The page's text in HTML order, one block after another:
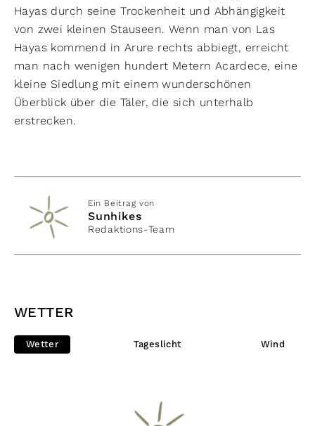
Hayas durch seine Trockenheit und Abhängigkeit
von zwei kleinen Stauseen. Wenn man von Las
Hayas kommend in Arure rechts abbiegt, erreicht
man nach wenigen hundert Metern Acardece, eine
kleine Siedlung mit einem wunderschönen
Überblick über die Täler, die sich unterhalb
erstrecken.
Ein Beitrag von
Sunhikes
Redaktions-Team
WETTER
Wetter Tageslicht Wind